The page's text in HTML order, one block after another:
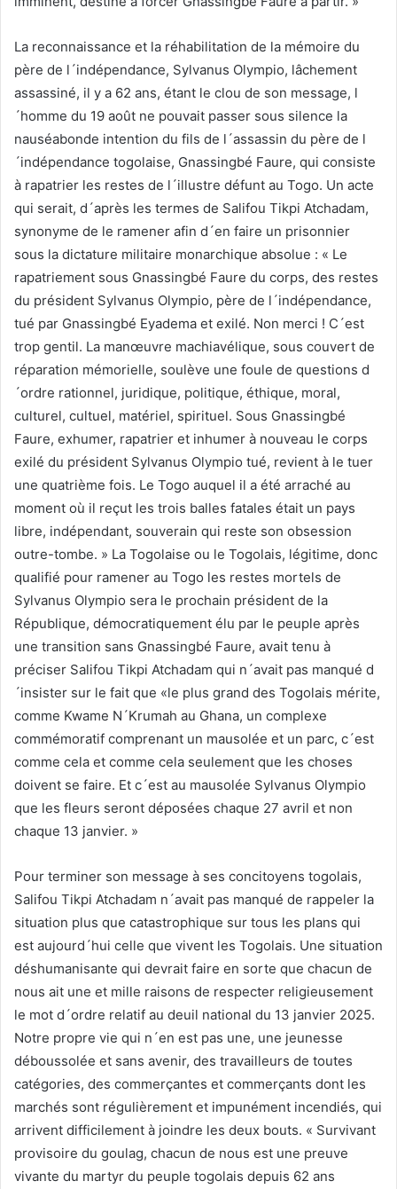
La reconnaissance et la réhabilitation de la mémoire du
père de l´indépendance, Sylvanus Olympio, lâchement
assassiné, il y a 62 ans, étant le clou de son message, l
´homme du 19 août ne pouvait passer sous silence la
nauséabonde intention du fils de l´assassin du père de l
´indépendance togolaise, Gnassingbé Faure, qui consiste
à rapatrier les restes de l´illustre défunt au Togo. Un acte
qui serait, d´après les termes de Salifou Tikpi Atchadam,
synonyme de le ramener afin d´en faire un prisonnier
sous la dictature militaire monarchique absolue : « Le
rapatriement sous Gnassingbé Faure du corps, des restes
du président Sylvanus Olympio, père de l´indépendance,
tué par Gnassingbé Eyadema et exilé. Non merci ! C´est
trop gentil. La manœuvre machiavélique, sous couvert de
réparation mémorielle, soulève une foule de questions d
´ordre rationnel, juridique, politique, éthique, moral,
culturel, cultuel, matériel, spirituel. Sous Gnassingbé
Faure, exhumer, rapatrier et inhumer à nouveau le corps
exilé du président Sylvanus Olympio tué, revient à le tuer
une quatrième fois. Le Togo auquel il a été arraché au
moment où il reçut les trois balles fatales était un pays
libre, indépendant, souverain qui reste son obsession
outre-tombe. » La Togolaise ou le Togolais, légitime, donc
qualifié pour ramener au Togo les restes mortels de
Sylvanus Olympio sera le prochain président de la
République, démocratiquement élu par le peuple après
une transition sans Gnassingbé Faure, avait tenu à
préciser Salifou Tikpi Atchadam qui n´avait pas manqué d
´insister sur le fait que «le plus grand des Togolais mérite,
comme Kwame N´Krumah au Ghana, un complexe
commémoratif comprenant un mausolée et un parc, c´est
comme cela et comme cela seulement que les choses
doivent se faire. Et c´est au mausolée Sylvanus Olympio
que les fleurs seront déposées chaque 27 avril et non
chaque 13 janvier. »
Pour terminer son message à ses concitoyens togolais,
Salifou Tikpi Atchadam n´avait pas manqué de rappeler la
situation plus que catastrophique sur tous les plans qui
est aujourd´hui celle que vivent les Togolais. Une situation
déshumanisante qui devrait faire en sorte que chacun de
nous ait une et mille raisons de respecter religieusement
le mot d´ordre relatif au deuil national du 13 janvier 2025.
Notre propre vie qui n´en est pas une, une jeunesse
déboussolée et sans avenir, des travailleurs de toutes
catégories, des commerçantes et commerçants dont les
marchés sont régulièrement et impunément incendiés, qui
arrivent difficilement à joindre les deux bouts. « Survivant
provisoire du goulag, chacun de nous est une preuve
vivante du martyr du peuple togolais depuis 62 ans